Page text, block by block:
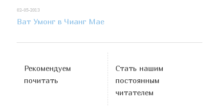
02-05-2013
Ват Умонг в Чианг Мае
Рекомендуем
почитать
Стать нашим
постоянным
читателем